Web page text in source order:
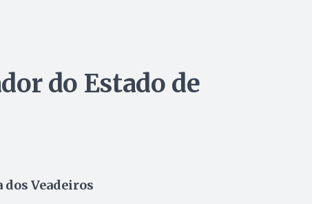
do Estado de
dos Veadeiros